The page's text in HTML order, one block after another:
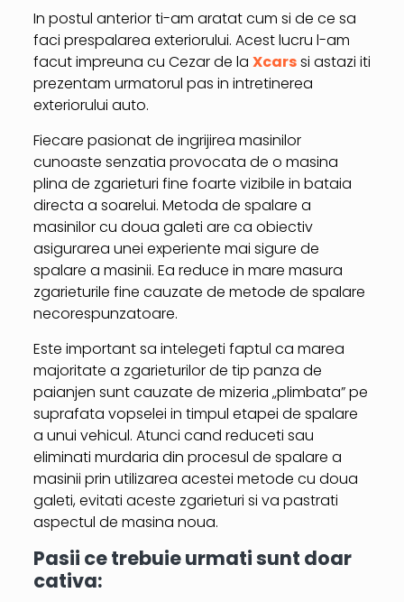
In postul anterior ti-am aratat cum si de ce sa
faci prespalarea exteriorului. Acest lucru l-am
facut impreuna cu Cezar de la Xcarssi astazi iti
prezentam urmatorul pas in intretinerea
exteriorului auto.
Fiecare pasionat de ingrijirea masinilor
cunoaste senzatia provocata de o masina
plina de zgarieturi fine foarte vizibile in bataia
directa a soarelui. Metoda de spalare a
masinilor cu doua galeti are ca obiectiv
asigurarea unei experiente mai sigure de
spalare a masinii. Ea reduce in mare masura
zgarieturile fine cauzate de metode de spalare
necorespunzatoare.
Este important sa intelegeti faptul ca marea
majoritate a zgarieturilor de tip panza de
paianjen sunt cauzate de mizeria „plimbata” pe
suprafata vopselei in timpul etapei de spalare
a unui vehicul. Atunci cand reduceti sau
eliminati murdaria din procesul de spalare a
masinii prin utilizarea acestei metode cu doua
galeti, evitati aceste zgarieturi si va pastrati
aspectul de masina noua.
Pasii ce trebuie urmati sunt doar
cativa: